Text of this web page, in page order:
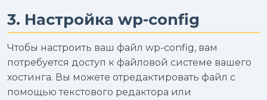
3. Настройка wp-config
Чтобы настроить ваш файл wp-config, вам
потребуется доступ к файловой системе вашего
хостинга. Вы можете отредактировать файл с
помощью текстового редактора или